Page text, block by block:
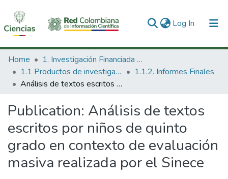
Log In (current)
Communities & Collections
All of DSpace
Home
1. Investigación Financiada con Recursos Públicos
1.1 Productos de investigación
1.1.2. Informes Finales
Análisis de textos escritos por niños de quinto grado en contexto de evaluación masiva realizada por el Sinece
Publication: Análisis de textos
escritos por niños de quinto
grado en contexto de evaluación
masiva realizada por el Sinece